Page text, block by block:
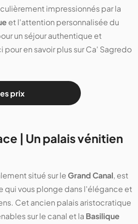
impressionnés par la
et l'attention personnalisée du
un séjour authentique et
en savoir plus sur Ca' Sagredo
prix
| Un palais vénitien
situé sur le Grand Canal, est
qui vous plonge dans l'élégance et
Cet ancien palais aristocratique
sur le canal et la Basilique